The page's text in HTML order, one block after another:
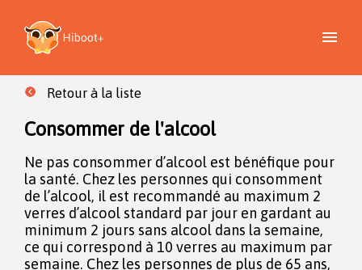
Retour à la liste
Consommer de l'alcool
Ne pas consommer d’alcool est bénéfique pour
la santé. Chez les personnes qui consomment
de l’alcool, il est recommandé au maximum 2
verres d’alcool standard par jour en gardant au
minimum 2 jours sans alcool dans la semaine,
ce qui correspond à 10 verres au maximum par
semaine. Chez les personnes de plus de 65 ans,